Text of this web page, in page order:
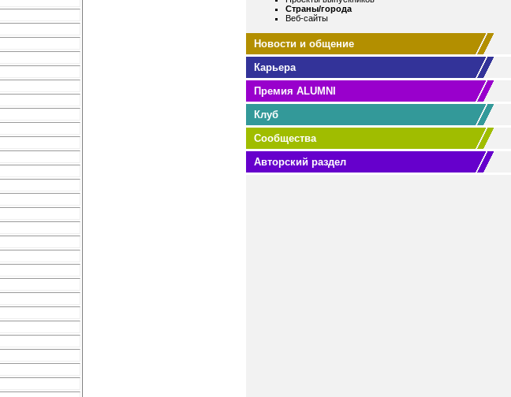
Страны/города
Веб-сайты
Новости и общение
Карьера
Премия ALUMNI
Клуб
Сообщества
Авторский раздел